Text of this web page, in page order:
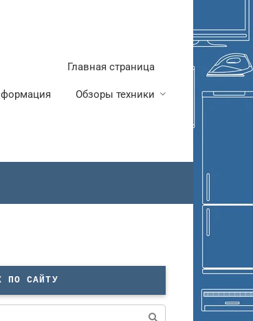
Главная страница
Обзоры техники
ПО САЙТУ